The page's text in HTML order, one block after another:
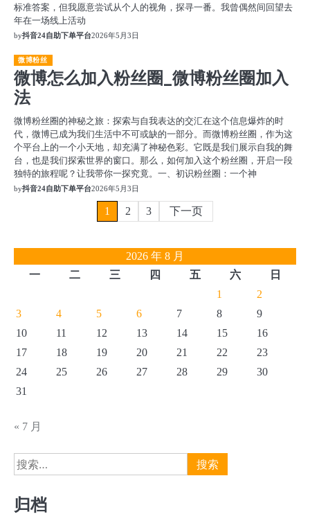
标准答案，但我愿意尝试从个人的视角，探寻一番。我曾偶然间回望去
年在一场线上活动
by抖音24自助下单平台2026年5月3日
微博粉丝
微博怎么加入粉丝圈_微博粉丝圈加入
法
微博粉丝圈的神秘之旅：探索与自我表达的交汇在这个信息爆炸的时
代，微博已成为我们生活中不可或缺的一部分。而微博粉丝圈，作为这
个平台上的一个小天地，却充满了神秘色彩。它既是我们展示自我的舞
台，也是我们探索世界的窗口。那么，如何加入这个粉丝圈，开启一段
独特的旅程呢？让我带你一探究竟。一、初识粉丝圈：一个神
by抖音24自助下单平台2026年5月3日
分
1 2 3 下一页
2026 年 8 月
一
二 三 四 五 六
日
1
2
3
4 5 6 7 8
9
10
11 12 13 14 15
16
17
18 19 20 21 22
23
24
25 26 27 28 29
30
31
« 7 月
搜
索：
归档